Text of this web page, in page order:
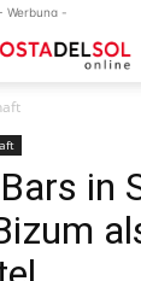
Werbung -
in